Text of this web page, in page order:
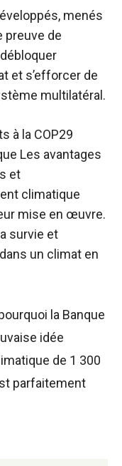
menés
preuve de
et s’efforcer de
multilatéral.
à la COP29
Les avantages
et
climatique
mise en œuvre.
survie et
un climat en
la Banque
idée
de 1 300
parfaitement